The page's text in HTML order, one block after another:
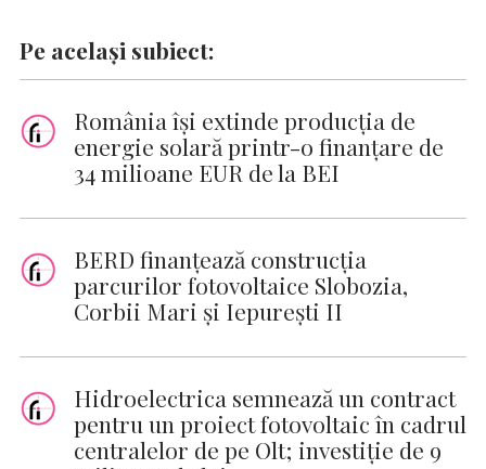
Pe același subiect:
România își extinde producția de
energie solară printr-o finanțare de
34 milioane EUR de la BEI
BERD finanţează construcţia
parcurilor fotovoltaice Slobozia,
Corbii Mari şi Iepureşti II
Hidroelectrica semnează un contract
pentru un proiect fotovoltaic în cadrul
centralelor de pe Olt; investiție de 9